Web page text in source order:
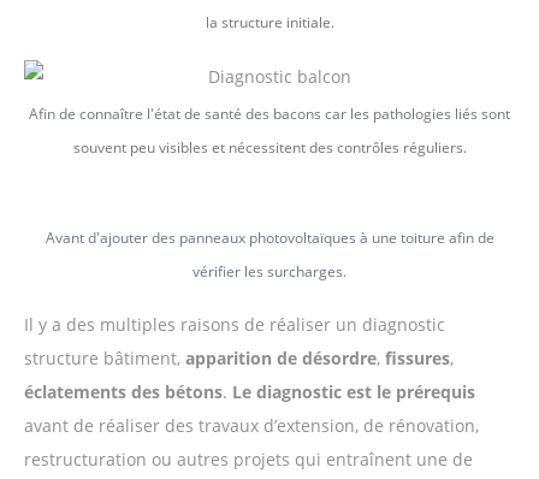
la structure initiale.
Afin de connaître l'état de santé des bacons car les pathologies liés sont
souvent peu visibles et nécessitent des contrôles réguliers.
Avant d'ajouter des panneaux photovoltaïques à une toiture afin de
vérifier les surcharges.
Il y a des multiples raisons de réaliser un diagnostic
structure bâtiment, apparition de désordre, fissures,
éclatements des bétons. Le diagnostic est le prérequis
avant de réaliser des travaux d’extension, de rénovation,
restructuration ou autres projets qui entraînent une de